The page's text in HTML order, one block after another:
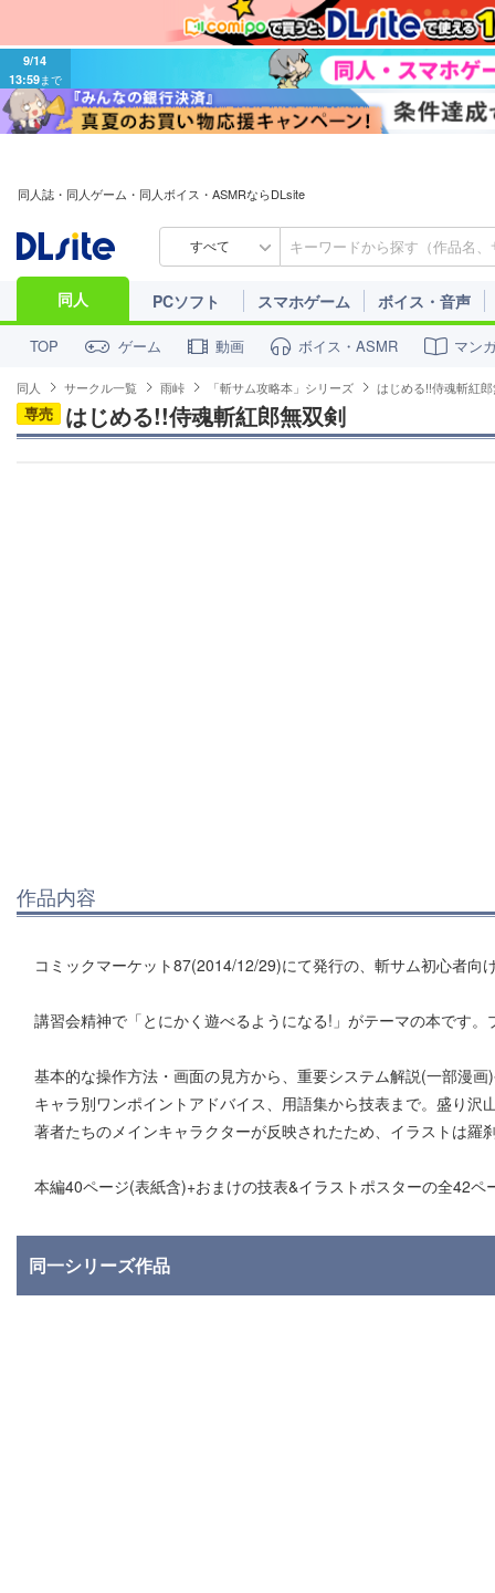
9/14
13:59まで
同人誌・同人ゲーム・同人ボイス・ASMRならDLsite
すべて
同人 PCソフト スマホゲーム ボイス・音声
TOP ゲーム 動画 ボイス・ASMR マン
同人 サークル一覧 雨峠 「斬サム攻略本」シリーズ はじめる!!侍魂斬紅
専売 はじめる!!侍魂斬紅郎無双剣
作品内容
コミックマーケット87(2014/12/29)にて発行の、斬サム初心者向
講習会精神で「とにかく遊べるようになる!」がテーマの本です
基本的な操作方法・画面の見方から、重要システム解説(一部漫画
キャラ別ワンポイントアドバイス、用語集から技表まで。盛り沢
著者たちのメインキャラクターが反映されたため、イラストは羅
本編40ページ(表紙含)+おまけの技表&イラストポスターの全42ペ
同一シリーズ作品